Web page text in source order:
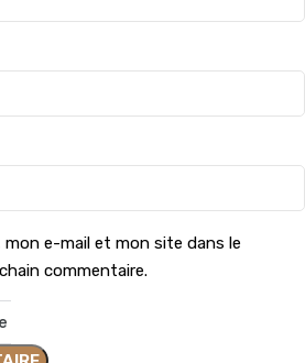
e-mail et mon site dans le
commentaire.